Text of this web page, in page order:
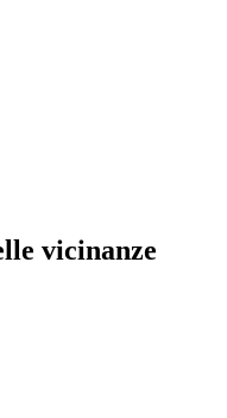
vicinanze